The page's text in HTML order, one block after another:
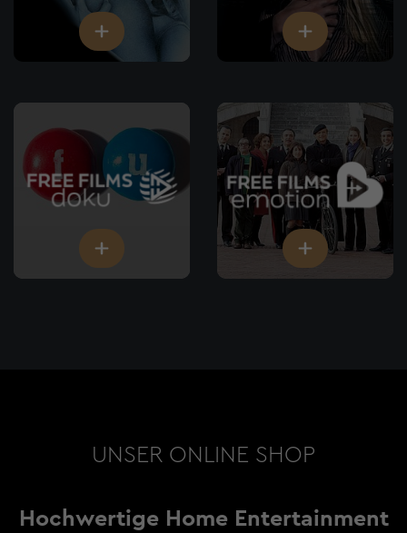
UNSER ONLINE SHOP
Hochwertige Home Entertainment